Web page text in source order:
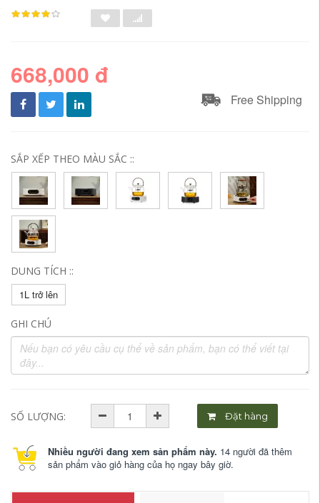
668,000 đ
Free Shipping
SẮP XẾP THEO MÀU SẮC ::
DUNG TÍCH ::
1L trở lên
GHI CHÚ
SỐ LƯỢNG: Đặt hàng
Nhiều người đang xem sản phẩm này. 14 người đã thêm
sản phẩm vào giỏ hàng của họ ngay bây giờ.